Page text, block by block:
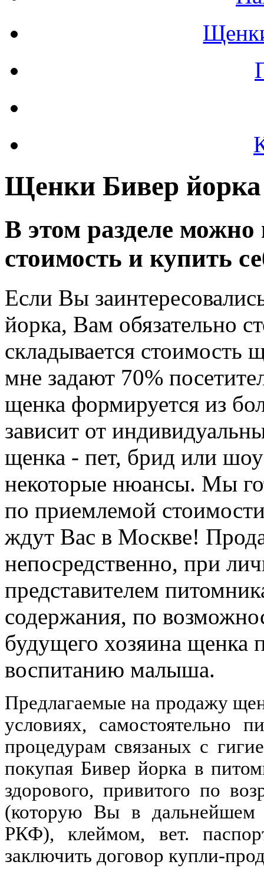
Щенки Бивер йорка
В этом разделе
стоимость и купить
Если Вы
йорка, Вам обязательно
складывается стоимость
мне задают 70%
щенка формируется из
зависит от
щенка - пет, брид или
некоторые нюансы. Мы
по приемлемой
ждут Вас в Москве!
непосредственно, при
представителем
содержания, по
будущего хозяина щенка
воспитанию малыша.
Предлагаемые на продажу
условиях, самостоятельно
процедурам связаных с
покупая Бивер йорка в
здорового, привитого по
(которую Вы в дальнейшем
РКФ), клеймом, вет.
заключить договор купли-